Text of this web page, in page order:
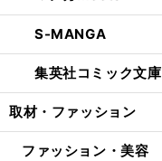
S-MANGA
集英社コミック文庫
取材・ファッション
ファッション・美容